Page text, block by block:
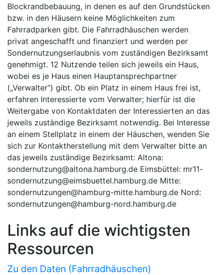
Blockrandbebauung, in denen es auf den Grundstücken
bzw. in den Häusern keine Möglichkeiten zum
Fahrradparken gibt. Die Fahrradhäuschen werden
privat angeschafft und finanziert und werden per
Sondernutzungserlaubnis vom zuständigen Bezirksamt
genehmigt. 12 Nutzende teilen sich jeweils ein Haus,
wobei es je Haus einen Hauptansprechpartner
(„Verwalter“) gibt. Ob ein Platz in einem Haus frei ist,
erfahren Interessierte vom Verwalter; hierfür ist die
Weitergabe von Kontaktdaten der Interessierten an das
jeweils zuständige Bezirksamt notwendig. Bei Interesse
an einem Stellplatz in einem der Häuschen, wenden Sie
sich zur Kontaktherstellung mit dem Verwalter bitte an
das jeweils zuständige Bezirksamt: Altona:
sondernutzung@altona.hamburg.de Eimsbüttel: mr11-
sondernutzung@eimsbuettel.hamburg.de Mitte:
sondernutzungen@hamburg-mitte.hamburg.de Nord:
sondernutzungen@hamburg-nord.hamburg.de
Links auf die wichtigsten
Ressourcen
Zu den Daten (Fahrradhäuschen)